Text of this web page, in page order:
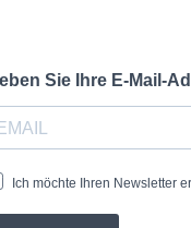
Sie Ihre E-Mail-
Ich möchte Ihren Newsletter